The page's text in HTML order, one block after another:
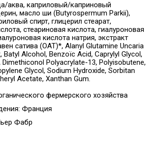
аква, каприловый/каприновый
масло ши (Butyrospermum Parkii),
спирт, глицерил стеарат,
стеариновая кислота, гиалуроновая
кислота натрия, экстракт
сатива (OAT)*, Alanyl Glutamine Uncaria
Batyl Alcohol, Benzoïc Acid, Caprylyl Glycol,
Dimethiconol Polyacrylate-13, Polyisobutene,
Glycol, Sodium Hydroxide, Sorbitan
Acetate, Xanthan Gum.
фермерского хозяйства
Франция
Фабр